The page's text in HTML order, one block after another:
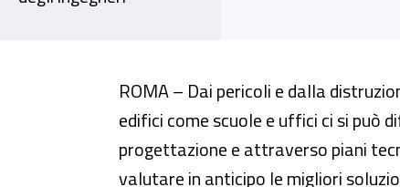
Codice di prevenzione
ROMA – Dai pericoli e dalla
edifici come scuole e uffici ci si può
progettazione e attraverso piani
valutare in anticipo le migliori